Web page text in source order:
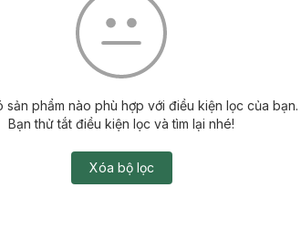
sản phẩm nào phù hợp với điều kiện lọc của bạn.
Bạn thử tắt điều kiện lọc và tìm lại nhé!
Xóa bộ lọc